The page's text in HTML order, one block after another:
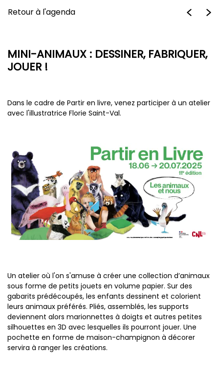
Retour à l'agenda
MINI-ANIMAUX : DESSINER, FABRIQUER,
JOUER !
Dans le cadre de Partir en livre, venez participer à un atelier
avec l'illustratrice Florie Saint-Val.
Un atelier où l'on s'amuse à créer une collection d’animaux
sous forme de petits jouets en volume papier. Sur des
gabarits prédécoupés, les enfants dessinent et colorient
leurs animaux préférés. Pliés, assemblés, les supports
deviennent alors marionnettes à doigts et autres petites
silhouettes en 3D avec lesquelles ils pourront jouer. Une
pochette en forme de maison-champignon à décorer
servira à ranger les créations.